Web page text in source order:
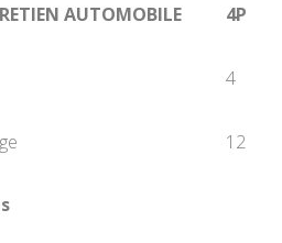
AUTOMOBILE 4P
4
12